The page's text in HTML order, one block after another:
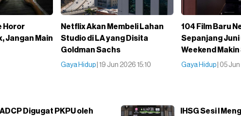
Horor
Jangan Main
Netflix Akan Membeli Lahan
Studio di LA yang Disita
Goldman Sachs
Gaya Hidup | 19 Jun 2026 15:10
104 Film Baru
Sepanjang
Weekend Makin
Gaya Hidup | 05
ADCP Digugat PKPU oleh
IHSG Sesi I